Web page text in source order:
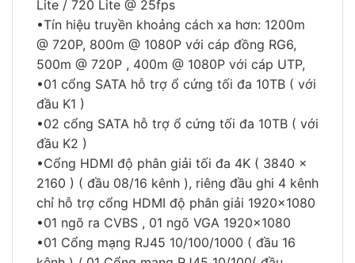
Lite / 720 Lite @ 25fps
•Tín hiệu truyền khoảng cách xa hơn: 1200m
@ 720P, 800m @ 1080P với cáp đồng RG6,
500m @ 720P , 400m @ 1080P với cáp UTP,
•01 cổng SATA hỗ trợ ổ cứng tối đa 10TB ( với
đầu K1 )
•02 cổng SATA hỗ trợ ổ cứng tối đa 10TB ( với
đầu K2 )
•Cổng HDMI độ phân giải tối đa 4K ( 3840 x
2160 ) ( đầu 08/16 kênh ), riêng đầu ghi 4 kênh
chỉ hỗ trợ cổng HDMI độ phân giải 1920×1080
•01 ngõ ra CVBS , 01 ngõ VGA 1920×1080
•01 Cổng mạng RJ45 10/100/1000 ( đầu 16